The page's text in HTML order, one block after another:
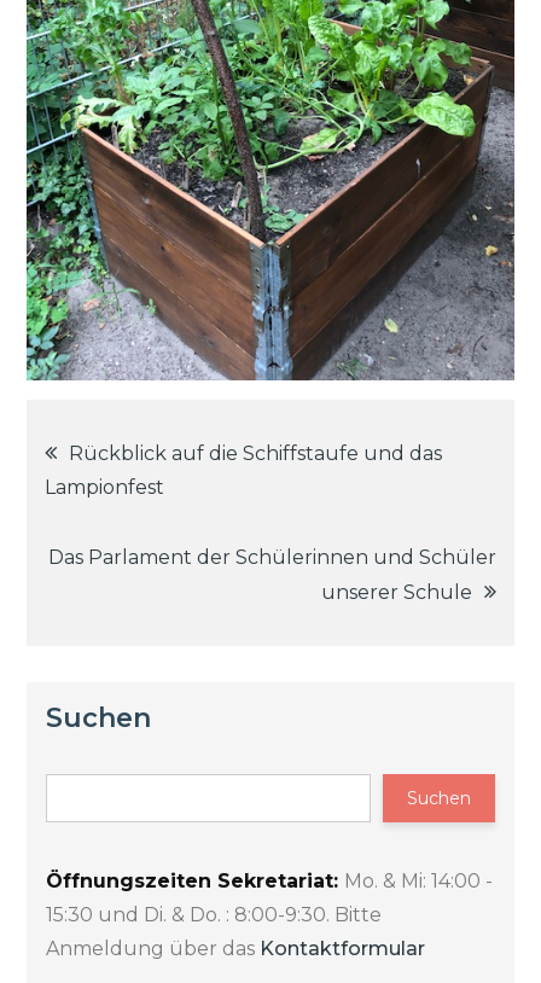
Beitragsnavigation
Rückblick auf die Schiffstaufe und das
Lampionfest
Das Parlament der Schülerinnen und Schüler
unserer Schule
Suchen
Suchen
Öffnungszeiten Sekretariat: Mo. & Mi: 14:00 -
15:30 und Di. & Do. : 8:00-9:30. Bitte
Anmeldung über das Kontaktformular